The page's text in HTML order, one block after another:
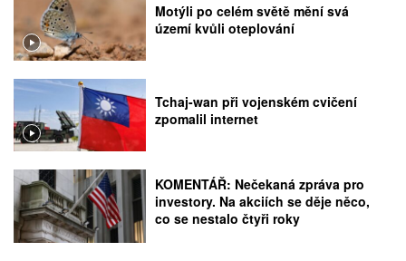
Motýli po celém světě mění svá
území kvůli oteplování
Tchaj-wan při vojenském cvičení
zpomalil internet
KOMENTÁŘ: Nečekaná zpráva pro
investory. Na akciích se děje něco,
co se nestalo čtyři roky